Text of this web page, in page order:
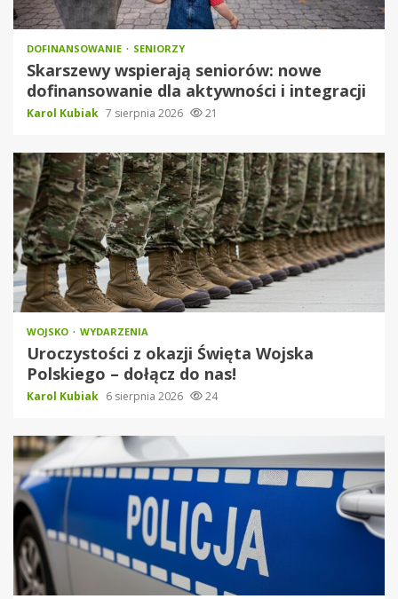
DOFINANSOWANIE SENIORZY
Skarszewy wspierają seniorów: nowe
dofinansowanie dla aktywności i integracji
Karol Kubiak 7 sierpnia 2026 21
WOJSKO WYDARZENIA
Uroczystości z okazji Święta Wojska
Polskiego – dołącz do nas!
Karol Kubiak 6 sierpnia 2026 24